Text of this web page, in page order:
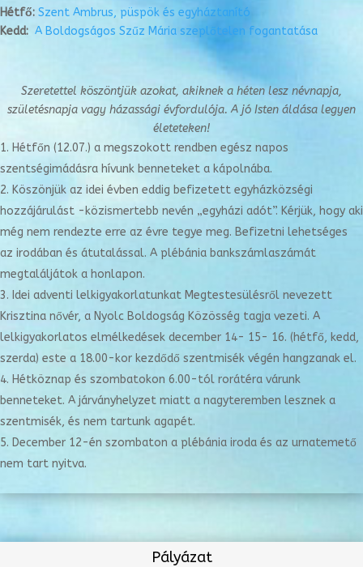
Hétfő: Szent Ambrus, püspök és egyháztanító
Kedd: A Boldogságos Szűz Mária szeplőtelen fogantatása
Szeretettel köszöntjük azokat, akiknek a héten lesz névnapja,
születésnapja vagy házassági évfordulója. A jó Isten áldása legyen
életeteken!
Hétfőn (12.07.) a megszokott rendben egész napos
szentségimádásra hívunk benneteket a kápolnába.
Köszönjük az idei évben eddig befizetett egyházközségi
hozzájárulást -közismertebb nevén „egyházi adót”. Kérjük, hogy aki
még nem rendezte erre az évre tegye meg. Befizetni lehetséges
az irodában és átutalással. A plébánia bankszámlaszámát
megtaláljátok a honlapon.
Idei adventi lelkigyakorlatunkat Megtestesülésről nevezett
Krisztina nővér, a Nyolc Boldogság Közösség tagja vezeti. A
lelkigyakorlatos elmélkedések december 14- 15- 16. (hétfő, kedd,
szerda) este a 18.00-kor kezdődő szentmisék végén hangzanak el.
Hétköznap és szombatokon 6.00-tól rorátéra várunk
benneteket. A járványhelyzet miatt a nagyteremben lesznek a
szentmisék, és nem tartunk agapét.
December 12-én szombaton a plébánia iroda és az urnatemető
nem tart nyitva.
Pályázat